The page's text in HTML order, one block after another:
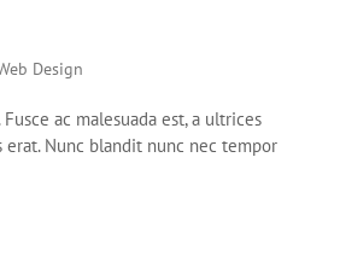
Design
ac malesuada est, a ultrices
Nunc blandit nunc nec tempor